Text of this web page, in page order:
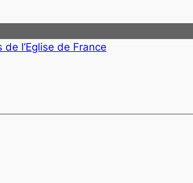
l’Eglise de France